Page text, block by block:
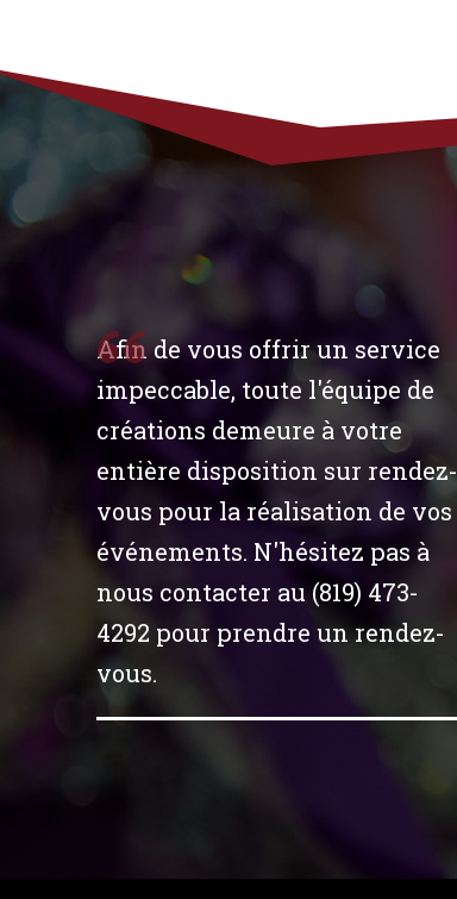
Afin de vous offrir un service
impeccable, toute l'équipe de
créations demeure à votre
entière disposition sur rendez-
vous pour la réalisation de vos
événements. N'hésitez pas à
nous contacter au (819) 473-
4292 pour prendre un rendez-
vous.